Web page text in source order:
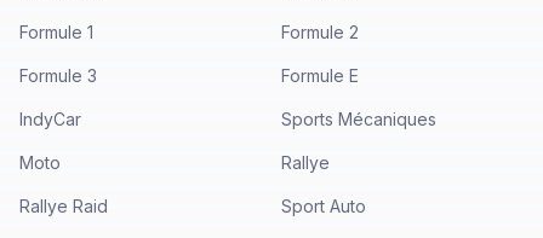
Formule 1 Formule 2
Formule 3 Formule E
IndyCar Sports Mécaniques
Moto Rallye
Rallye Raid Sport Auto